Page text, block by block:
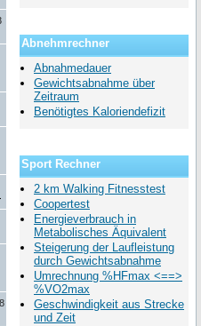
Abnehmrechner
Abnahmedauer
Gewichtsabnahme über
Zeitraum
Benötigtes Kaloriendefizit
Sport Rechner
2 km Walking Fitnesstest
Coopertest
Energieverbrauch in
Metabolisches Äquivalent
Steigerung der Laufleistung
durch Gewichtsabnahme
Umrechnung %HFmax <==>
%VO2max
Geschwindigkeit aus Strecke
und Zeit